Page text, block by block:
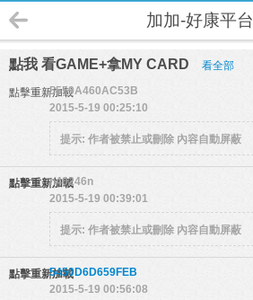
加加-好康平台
點我 看GAME+拿MY CARD 看全部
點擊重新加載5559A460AC53B
2015-5-19 00:25:10
提示: 作者被禁止或刪除 內容自動屏蔽
點擊重新加載
n40246n
2015-5-19 00:39:01
提示: 作者被禁止或刪除 內容自動屏蔽
點擊重新加載5450D6D659FEB
2015-5-19 00:56:08